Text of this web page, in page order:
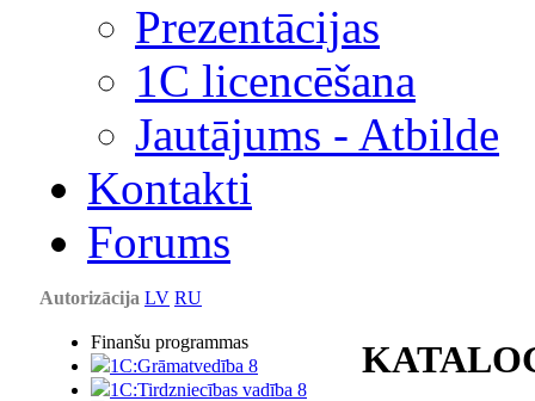
Prezentācijas
1С licencēšana
Jautājums - Atbilde
Kontakti
Forums
Autorizācija LV RU
Finanšu programmas
1C:Grāmatvedība 8
1C:Tirdzniecības vadība 8